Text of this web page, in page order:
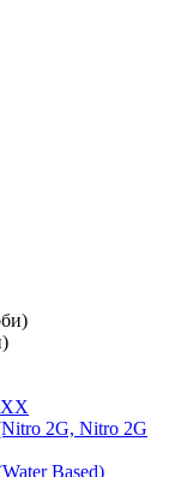
2G, Nitro 2G
Based)